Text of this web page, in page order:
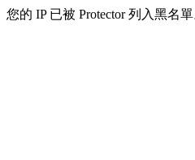
您的 IP 已被 Protector 列入黑名